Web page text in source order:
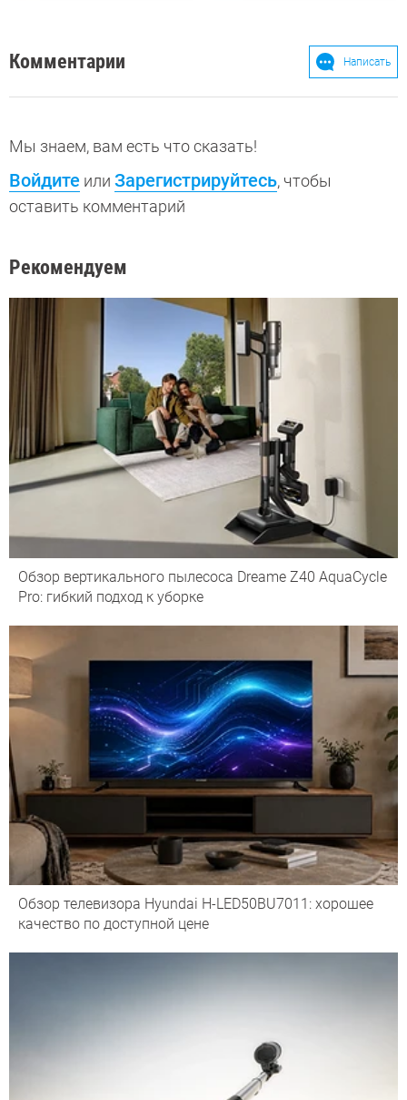
Комментарии Написать
Мы знаем, вам есть что сказать!
Войдите или Зарегистрируйтесь, чтобы
оставить комментарий
Рекомендуем
Обзор вертикального пылесоса Dreame Z40 AquaCycle
Pro: гибкий подход к уборке
Обзор телевизора Hyundai H-LED50BU7011: хорошее
качество по доступной цене